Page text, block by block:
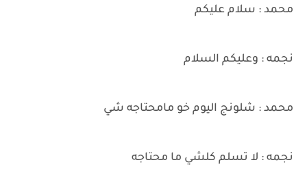
محمد : سلام عليكم
نجمه : وعليكم السلام
محمد : شلونج اليوم خو مامحتاجه شي
نجمه : لا تسلم كلشي ما محتاجه